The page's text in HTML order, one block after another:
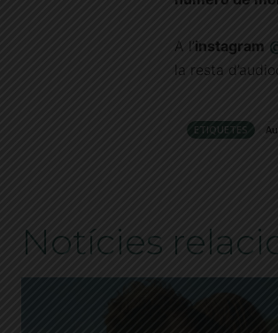
A l’instagram
la resta
ETIQUETES
Notícies